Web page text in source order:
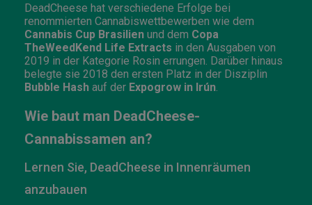
DeadCheese hat verschiedene Erfolge bei
renommierten Cannabiswettbewerben wie dem
Cannabis Cup Brasilien und dem Copa
TheWeedKend Life Extracts in den Ausgaben von
2019 in der Kategorie Rosin errungen. Darüber hinaus
belegte sie 2018 den ersten Platz in der Disziplin
Bubble Hash auf der Expogrow in Irún
Wie baut man DeadCheese-
Cannabissamen an?
Lernen Sie, DeadCheese in Innenräumen
anzubauen